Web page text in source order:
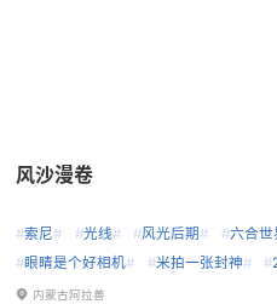
风沙漫卷
#索尼# #光线# #风光后期 # #六合世
#眼睛是个好相机# #米拍一张封神# #
内蒙古阿拉善